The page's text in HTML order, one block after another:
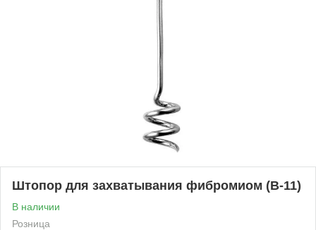
Штопор для захватывания фибромиом (В-11)
В наличии
Розница